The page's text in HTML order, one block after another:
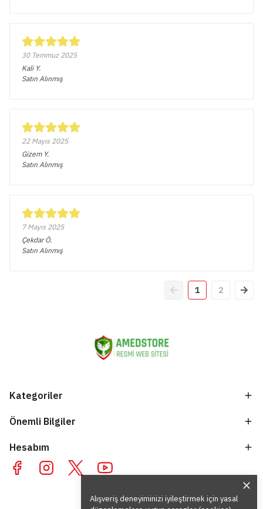
Alışveriş deneyiminizi iyileştirmek için yasal
30 Temmuz 2025
Kali Y.
Satın Alınmış
22 Mayıs 2025
Gizem Y.
Satın Alınmış
7 Mayıs 2025
Çekdar Ö.
Satın Alınmış
1 2
Kategoriler
Önemli Bilgiler
Hesabım